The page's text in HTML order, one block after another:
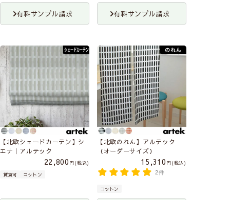
有料サンプル請求 有料サンプル請求
【北欧シェードカーテン】シ
エナ｜アルテック
22,800
税込
賃貸可
コットン
【北欧のれん】アルテック
（オーダーサイズ）
15,310
税込
2件
コットン